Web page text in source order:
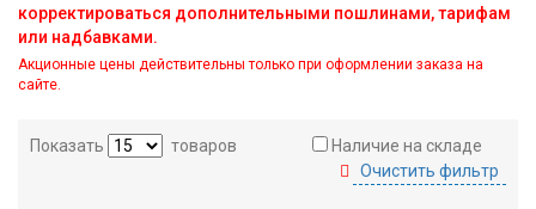
Вход/
авторизация
корректироваться дополнительными пошлинами, тарифам
или надбавками.
Акционные цены действительны только при оформлении заказа на
сайте.
Показать товаров
Наличие на складе
Очистить фильтр